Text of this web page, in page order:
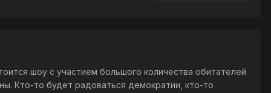
шоу с участием большого количества обитателей
Кто-то будет радоваться демократии, кто-то